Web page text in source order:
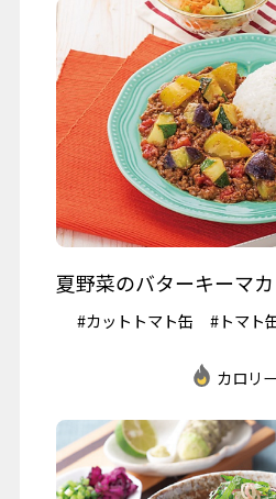
夏野菜のバターキーマ
#カットトマト缶 #トマト
カロリ